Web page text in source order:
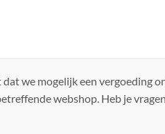
we mogelijk een vergoeding
webshop. Heb je